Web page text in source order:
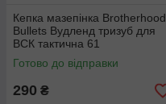
Кепка мазепінка Brotherhood
Bullets Вудленд тризуб для
ВСК тактична 61
Готово до відправки
290 ₴